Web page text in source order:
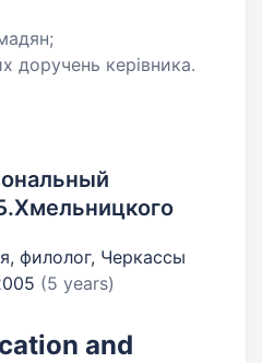
доручень керівника.
филолог, Черкассы
(5 years)
and